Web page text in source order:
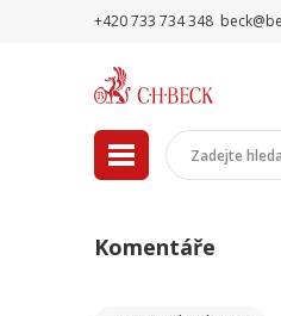
+420 733 734 348
Komentáře